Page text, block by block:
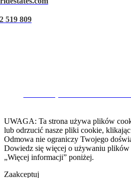
519 809
UWAGA: Ta strona używa plików
lub odrzucić nasze pliki cookie,
Odmowa nie ograniczy Twojego
Dowiedz się więcej o używaniu
„Więcej informacji” poniżej.
Zaakceptuj